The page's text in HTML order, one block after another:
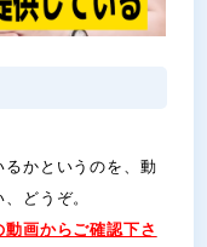
るかというのを、動
どうぞ。
画からご確認下さ